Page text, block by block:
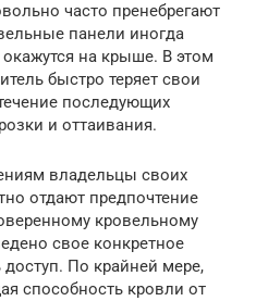
часто пренебрегают
панели иногда
на крыше. В этом
быстро теряет свои
последующих
и оттаивания.
владельцы своих
отдают предпочтение
кровельному
свое конкретное
доступ. По крайней мере,
способность кровли от